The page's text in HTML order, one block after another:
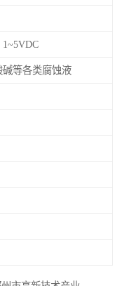
1~5VDC
等各类腐蚀液